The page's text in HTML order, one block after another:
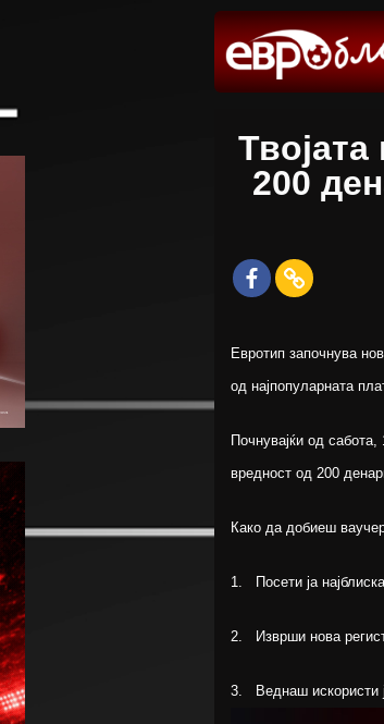
200
Евротип започнува
од најпопуларната
Почнувајќи од
вредност од 200
Како да добиеш
1. Посети ја
2. Изврши нова
3. Веднаш искористи